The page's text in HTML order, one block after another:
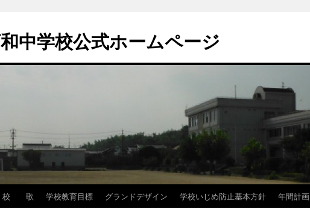
中学校公式ホームページ
校 歌 学校教育目標 グランドデザイン 学校いじめ防止基本方針 年間計画